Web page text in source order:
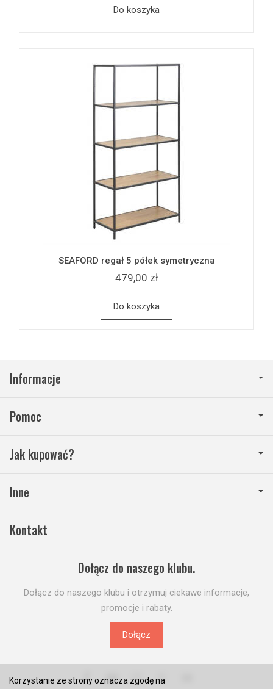
Do koszyka
SEAFORD regał 5 półek symetryczna
479,00 zł
Do koszyka
Informacje
Pomoc
Jak kupować?
Inne
Kontakt
Dołącz do naszego klubu.
Dołącz do naszego klubu i otrzymuj ciekawe informacje,
promocje i rabaty.
Dołącz
Korzystanie ze strony oznacza zgodę na